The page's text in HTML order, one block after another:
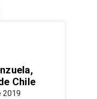
Chile
2019